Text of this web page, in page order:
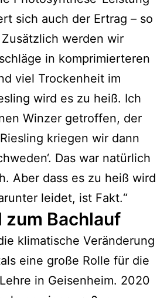
sich auch der Ertrag – so
werden wir
in komprimierteren
viel Trockenheit im
wird es zu heiß. Ich
Winzer getroffen, der
kriegen wir dann
Das war natürlich
Aber dass es zu heiß wird
leidet, ist Fakt.“
zum Bachlauf
klimatische Veränderung
eine große Rolle für die
in Geisenheim. 2020